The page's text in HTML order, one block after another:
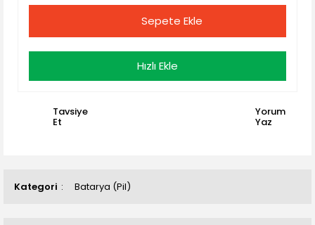
Kategori Batarya (Pil)
Sepete Ekle
Hızlı Ekle
Tavsiye
Et
Yorum
Yaz